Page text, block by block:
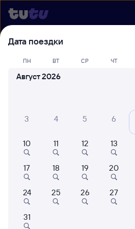
Выберите день, чтобы
билеты Санкт-
Владикавказ
Когда
Дата поездки
ПН ВТ СР ЧТ
Август 2026
3 4 5 6
10 11 12 13
17 18 19 20
24 25 26 27
31